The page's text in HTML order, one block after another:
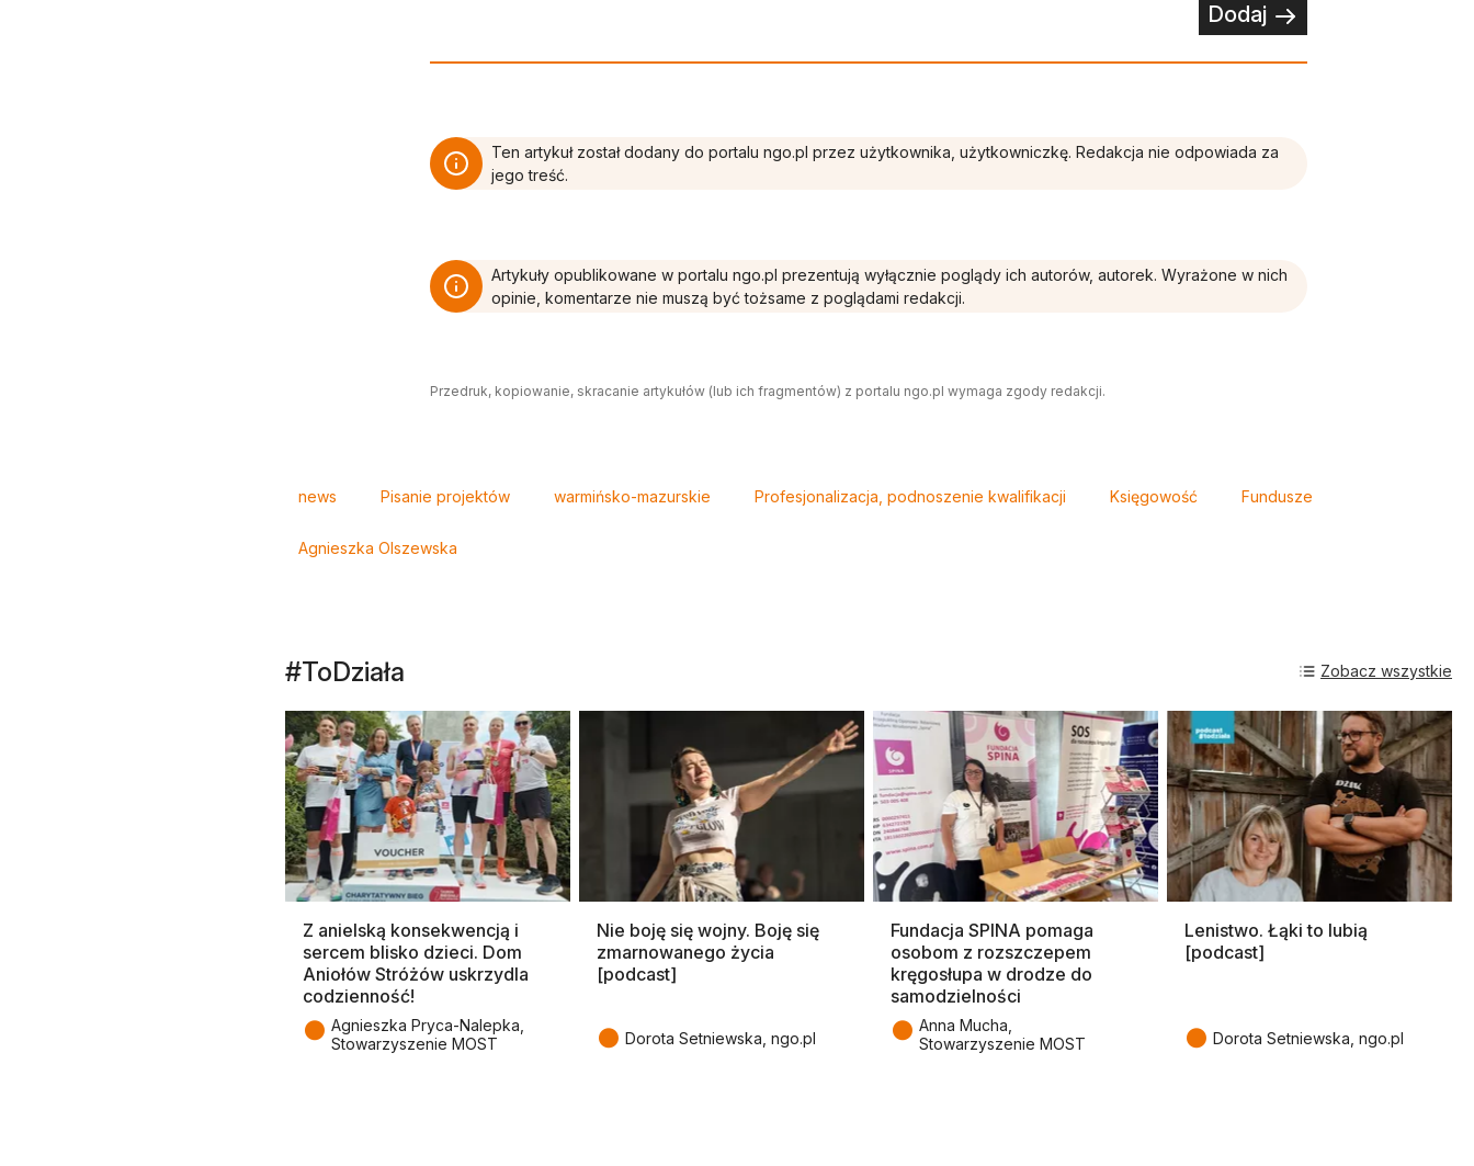
Dodaj
Ten artykuł został dodany do portalu ngo.pl przez użytkownika, użytkowniczkę. Redakcja nie odpowiada za
jego treść.
Artykuły opublikowane w portalu ngo.pl prezentują wyłącznie poglądy ich autorów, autorek. Wyrażone w nich
opinie, komentarze nie muszą być tożsame z poglądami redakcji.
Przedruk, kopiowanie, skracanie artykułów (lub ich fragmentów) z portalu ngo.pl wymaga zgody redakcji.
news Pisanie projektów warmińsko-mazurskie Profesjonalizacja, podnoszenie kwalifikacji Księgowość Fundusze
Agnieszka Olszewska
#ToDziała
Z anielską konsekwencją i
sercem blisko dzieci. Dom
Aniołów Stróżów uskrzydla
codzienność!
● Agnieszka Pryca-Nalepka,
Stowarzyszenie MOST
Nie boję się wojny. Boję się
zmarnowanego życia
[podcast]
● Dorota Setniewska, ngo.pl
Fundacja SPINA pomaga
osobom z rozszczepem
kręgosłupa w drodze do
samodzielności
● Anna Mucha,
Stowarzyszenie MOST
Lenistwo. Łąki to lubią
[podcast]
● Dorota Setniewska, ngo.pl
Zobacz wszystkie